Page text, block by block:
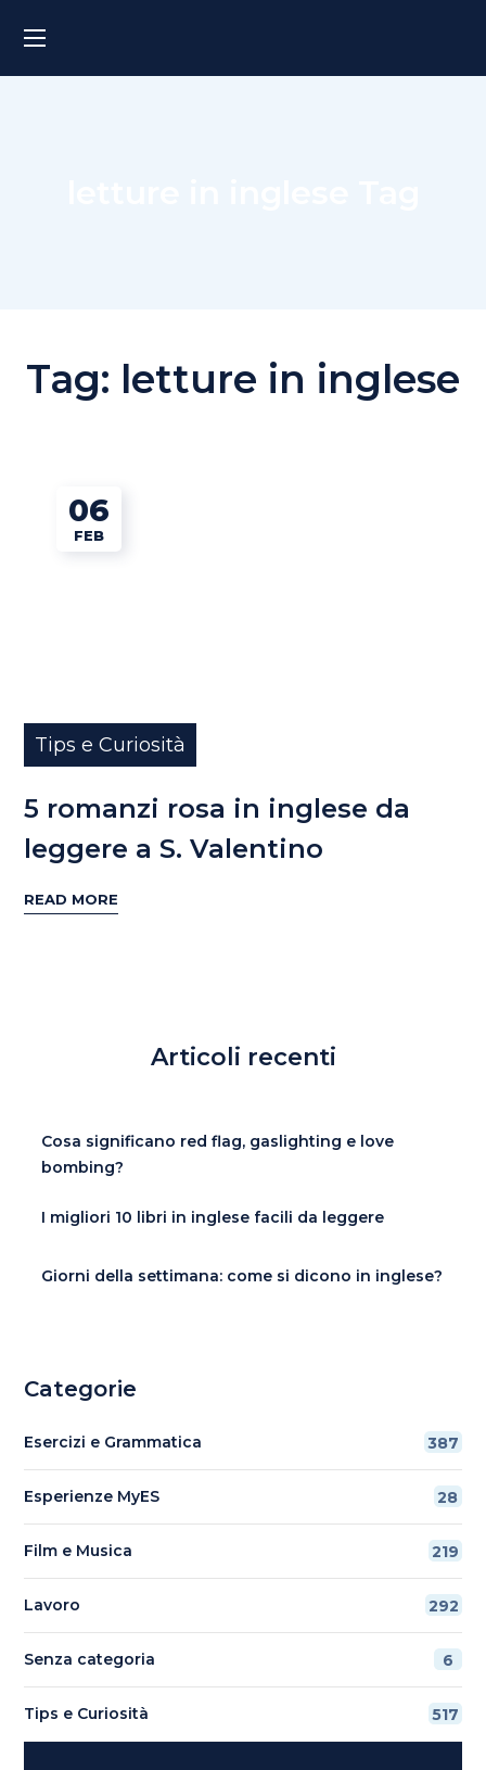
Tag: letture in inglese
06
FEB
Tips e Curiosità
5 romanzi rosa in inglese da
leggere a S. Valentino
READ MORE
Articoli recenti
Cosa significano red flag, gaslighting e love
bombing?
I migliori 10 libri in inglese facili da leggere
Giorni della settimana: come si dicono in inglese?
Categorie
Esercizi e Grammatica 387
Esperienze MyES 28
Film e Musica 219
Lavoro 292
Senza categoria 6
Tips e Curiosità 517